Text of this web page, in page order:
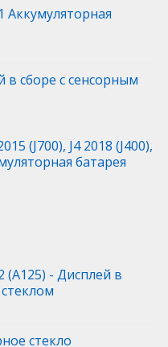
Аккумуляторная
в сборе с сенсорным
(J700), J4 2018 (J400),
батарея
(A125) - Дисплей в
стекло